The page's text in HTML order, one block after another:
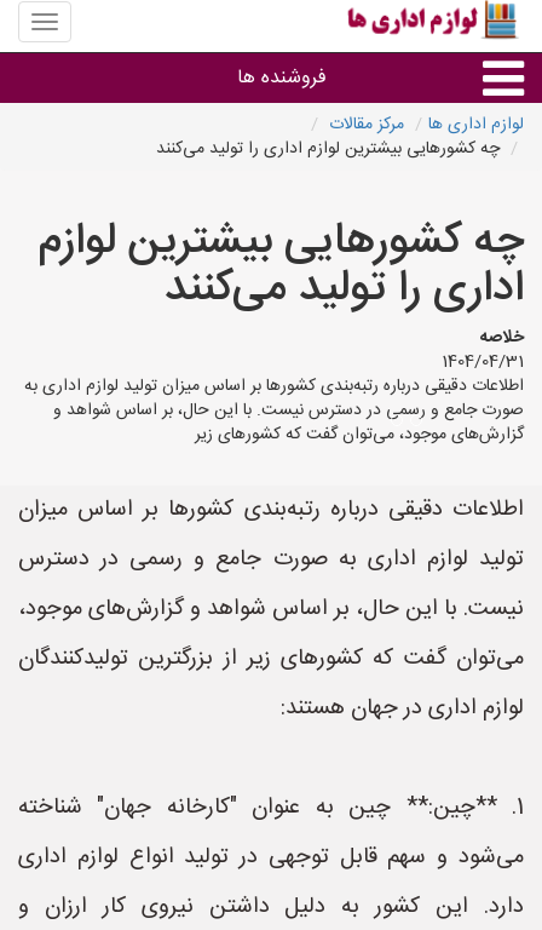
منوی
سایت
اداری
فروشنده ها
گروه ها
لوازم اداری ها
مرکز مقالات
چه کشورهایی بیشترین لوازم اداری را تولید می‌کنند
چه کشورهایی بیشترین لوازم
اداری را تولید می‌کنند
خلاصه
1404/04/31
اطلاعات دقیقی درباره رتبه‌بندی کشورها بر اساس میزان تولید لوازم اداری به
صورت جامع و رسمی در دسترس نیست. با این حال، بر اساس شواهد و
گزارش‌های موجود، می‌توان گفت که کشورهای زیر
اطلاعات دقیقی درباره رتبه‌بندی کشورها بر اساس میزان
تولید لوازم اداری به صورت جامع و رسمی در دسترس
نیست. با این حال، بر اساس شواهد و گزارش‌های موجود،
می‌توان گفت که کشورهای زیر از بزرگترین تولیدکنندگان
لوازم اداری در جهان هستند:
1. **چین:** چین به عنوان "کارخانه جهان" شناخته
می‌شود و سهم قابل توجهی در تولید انواع لوازم اداری
دارد. این کشور به دلیل داشتن نیروی کار ارزان و